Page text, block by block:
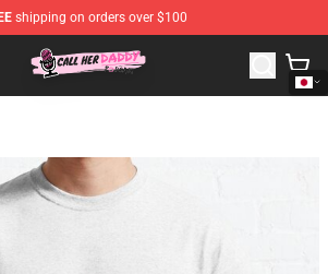
shipping on orders over $100
Store - Official Call Her Daddy